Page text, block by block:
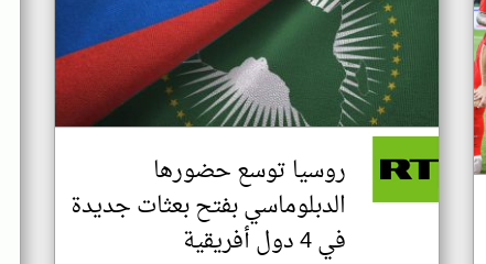
روسيا توسع حضورها
الدبلوماسي بفتح بعثات جديدة
في 4 دول أفريقية